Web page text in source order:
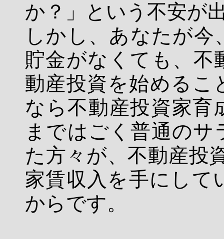
か？」という不安が
しかし、あなたが
貯金がなくても、不
動産投資を始めるこ
なら不動産投資家育
まではごく普通の
た方々が、不動産投
家賃収入を手にして
からです。